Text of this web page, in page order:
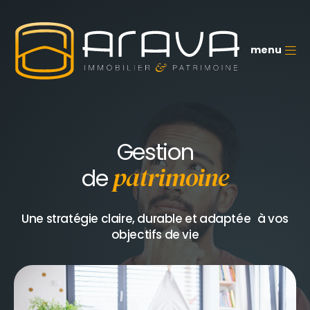
contenu
principal
menu
Gestion
depatrimoine
Une stratégie claire, durable et adaptée à vos
objectifs de vie